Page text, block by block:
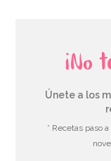
¡No
Únete a los
* Recetas paso a